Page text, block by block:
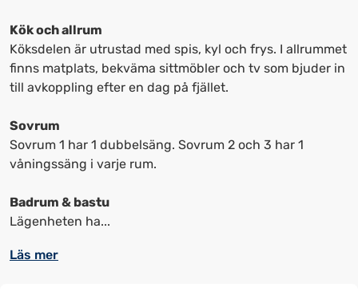
kortkommandon
för
att
ändra
för
att
ändra
Kök och allrum
Köksdelen är utrustad med spis, kyl och frys. I allrummet
finns matplats, bekväma sittmöbler och tv som bjuder in
till avkoppling efter en dag på fjället.
Sovrum
Sovrum 1 har 1 dubbelsäng. Sovrum 2 och 3 har 1
våningssäng i varje rum.
Badrum & bastu
Lägenheten ha...
Läs mer